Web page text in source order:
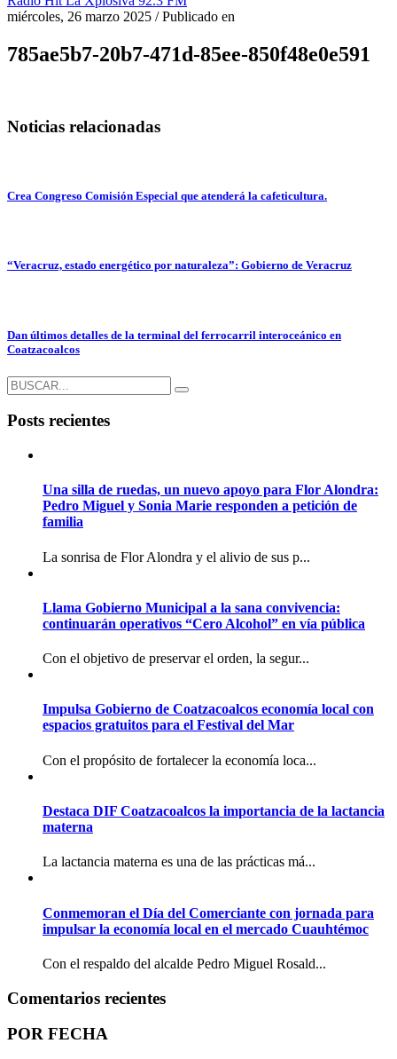
miércoles, 26 marzo 2025 /Publicado en
785ae5b7-20b7-471d-85ee-850f48e0e591
Noticias relacionadas
Crea Congreso Comisión Especial que atenderá la cafeticultura.
“Veracruz, estado energético por naturaleza”: Gobierno de Veracruz
Dan últimos detalles de la terminal del ferrocarril interoceánico en
Coatzacoalcos
Posts recientes
Una silla de ruedas, un nuevo apoyo para Flor Alondra:
Pedro Miguel y Sonia Marie responden a petición de
familia
La sonrisa de Flor Alondra y el alivio de sus p...
Llama Gobierno Municipal a la sana convivencia:
continuarán operativos “Cero Alcohol” en vía pública
Con el objetivo de preservar el orden, la segur...
Impulsa Gobierno de Coatzacoalcos economía local con
espacios gratuitos para el Festival del Mar
Con el propósito de fortalecer la economía loca...
Destaca DIF Coatzacoalcos la importancia de la lactancia
materna
La lactancia materna es una de las prácticas má...
Conmemoran el Día del Comerciante con jornada para
impulsar la economía local en el mercado Cuauhtémoc
Con el respaldo del alcalde Pedro Miguel Rosald...
Comentarios recientes
POR FECHA